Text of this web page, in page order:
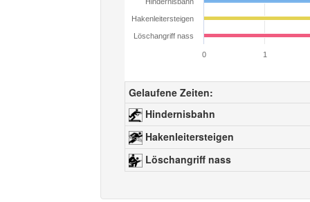
Hakenleitersteigen
Löschangriff nass
0 1
Gelaufene Zeiten:
Hindernisbahn
Hakenleitersteigen
Löschangriff nass